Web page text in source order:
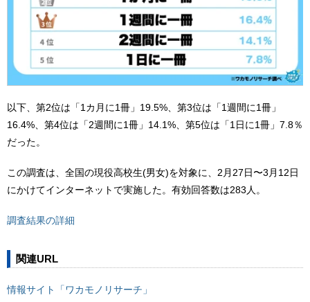
以下、第2位は「1カ月に1冊」19.5%、第3位は「1週間に1冊」
16.4%、第4位は「2週間に1冊」14.1%、第5位は「1日に1冊」7.8％
だった。
この調査は、全国の現役高校生(男女)を対象に、2月27日〜3月12日
にかけてインターネットで実施した。有効回答数は283人。
調査結果の詳細
関連URL
情報サイト「ワカモノリサーチ」